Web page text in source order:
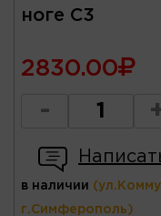
ноге C3
2830.00
-
в наличии
г.Симферополь)